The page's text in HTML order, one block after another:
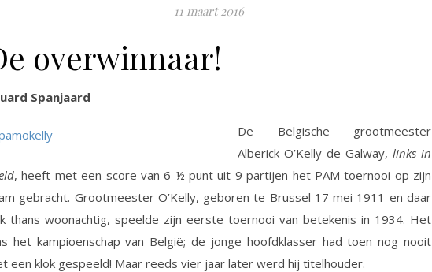
11 maart 2016
overwinnaar!
Spanjaard
De Belgische grootmeester
Alberick O’Kelly de Galway, links in
, heeft met een score van 6 ½ punt uit 9 partijen het PAM toernooi op zijn
gebracht. Grootmeester O’Kelly, geboren te Brussel 17 mei 1911 en daar
thans woonachtig, speelde zijn eerste toernooi van betekenis in 1934. Het
het kampioenschap van België; de jonge hoofdklasser had toen nog nooit
een klok gespeeld! Maar reeds vier jaar later werd hij titelhouder.